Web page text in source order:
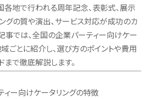
各地で行われる周年記念、表彰式、展示
グの質や演出、サービス対応が成功のカ
事では、全国の企業パーティー向けケー
ごとに紹介し、選び方のポイントや費用
まで徹底解説します。
ー向けケータリングの特徴